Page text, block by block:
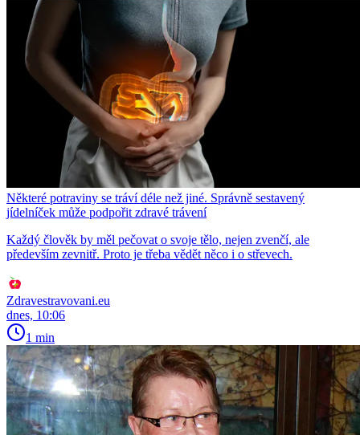
Některé potraviny se tráví déle než jiné. Správně sestavený
jídelníček může podpořit zdravé trávení
Každý člověk by měl pečovat o svoje tělo, nejen zvenčí, ale
především zevnitř. Proto je třeba vědět něco i o střevech.
Zdravestravovani.eu
dnes, 10:06
1 min